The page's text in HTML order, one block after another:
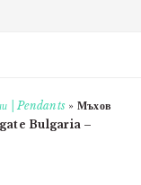
| Pendants » Мъхов
Bulgaria –